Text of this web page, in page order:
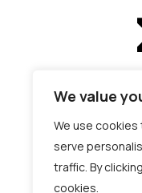
We value
We use
serve
traffic. By
cookies.